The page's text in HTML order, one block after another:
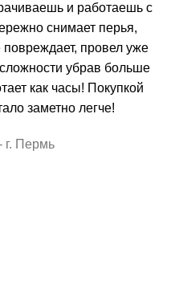
и работаешь с
снимает перья,
провел уже
убрав больше
как часы! Покупкой
заметно легче!
г. Пермь